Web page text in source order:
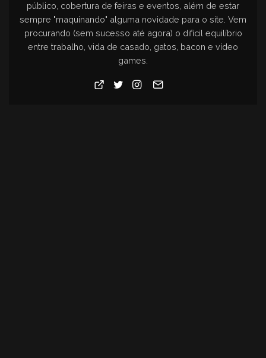
público, cobertura de feiras e eventos, além de estar
sempre "maquinando" alguma novidade para o site. Vem
procurando (sem sucesso até agora) o difícil equilíbrio
entre trabalho, vida de casado, gatos, bacon e vídeo
games.